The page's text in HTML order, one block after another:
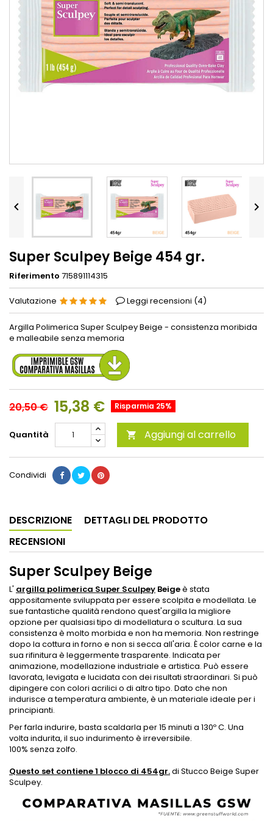
 
Super Sculpey Beige 454 gr.
Riferimento 715891114315
Valutazione Leggi recensioni (4)
Argilla Polimerica Super Sculpey Beige - consistenza moribida
e malleabile senza memoria
20,50 € 15,38 € Risparmia 25%
Quantità  Aggiungi al carrello
Condividi
DESCRIZIONE
DETTAGLI DEL PRODOTTO
RECENSIONI
Super Sculpey Beige
L' argilla polimerica Super Sculpey Beigeè stata
appositamente sviluppata per essere scolpita e modellata. Le
sue fantastiche qualità rendono quest'argilla la migliore
opzione per qualsiasi tipo di modellatura o scultura. La sua
consistenza è molto morbida e non ha memoria. Non restringe
dopo la cottura in forno e non si secca all'aria. È color carne e la
sua rifinitura è leggermente trasparente. Indicata per
animazione, modellazione industriale e artistica. Può essere
lavorata, levigata e lucidata con dei risultati straordinari. Si può
dipingere con colori acrilici o di altro tipo. Dato che non
indurisce a temperatura ambiente, è un materiale ideale per i
principianti.
Per farla indurire, basta scaldarla per 15 minuti a 130º C. Una
volta indurita, il suo indurimento è irreversibile.
100% senza zolfo.
Questo set contiene 1 blocco di 454gr.di Stucco Beige Super
Sculpey.